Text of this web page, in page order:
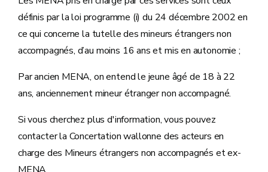
définis par la loi programme (i) du 24 décembre 2002 en
ce qui concerne la tutelle des mineurs étrangers non
accompagnés, d’au moins 16 ans et mis en autonomie ;
Par ancien MENA, on entend le jeune âgé de 18 à 22
ans, anciennement mineur étranger non accompagné.
Si vous cherchez plus d'information, vous pouvez
contacter la Concertation wallonne des acteurs en
charge des Mineurs étrangers non accompagnés et ex-